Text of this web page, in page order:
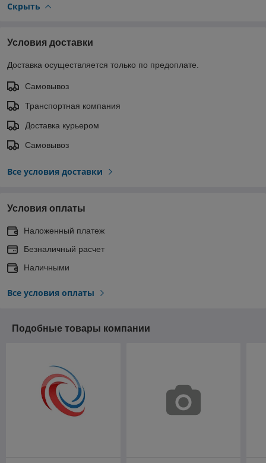
Скрыть
Условия доставки
Доставка осуществляется только по предоплате.
Самовывоз
Транспортная компания
Доставка курьером
Самовывоз
Все условия доставки
Условия оплаты
Наложенный платеж
Безналичный расчет
Наличными
Все условия оплаты
Подобные товары компании